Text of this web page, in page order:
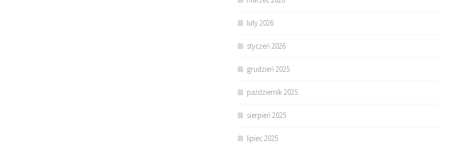
luty 2026
styczeń 2026
grudzień 2025
październik 2025
sierpień 2025
lipiec 2025